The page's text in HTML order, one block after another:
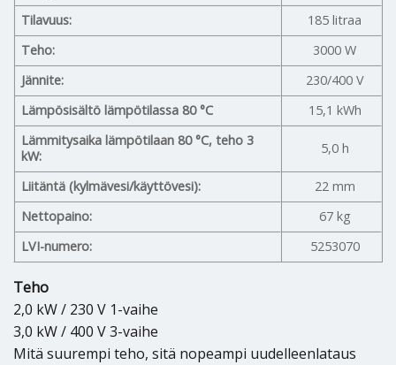
Tilavuus:
185 litraa
Teho:
3000 W
Jännite:
230/400 V
Lämpösisältö lämpötilassa 80 °C
15,1 kWh
Lämmitysaika lämpötilaan 80 °C, teho 3
kW:
5,0 h
Liitäntä (kylmävesi/käyttövesi):
22 mm
Nettopaino:
67 kg
LVI-numero:
5253070
Teho
2,0 kW / 230 V 1-vaihe
3,0 kW / 400 V 3-vaihe
Mitä suurempi teho, sitä nopeampi uudelleenlataus